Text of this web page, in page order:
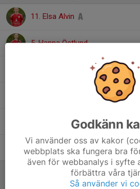
11. Elsa Alvin
5. Hanna Östlund
17. Milla Augustsson
28. Tyra Carlsson
Godkänn
Vi använder oss av kakor
webbplats ska fungera bra
även för webbanalys i syfte
förbättra våra
Så använder vi